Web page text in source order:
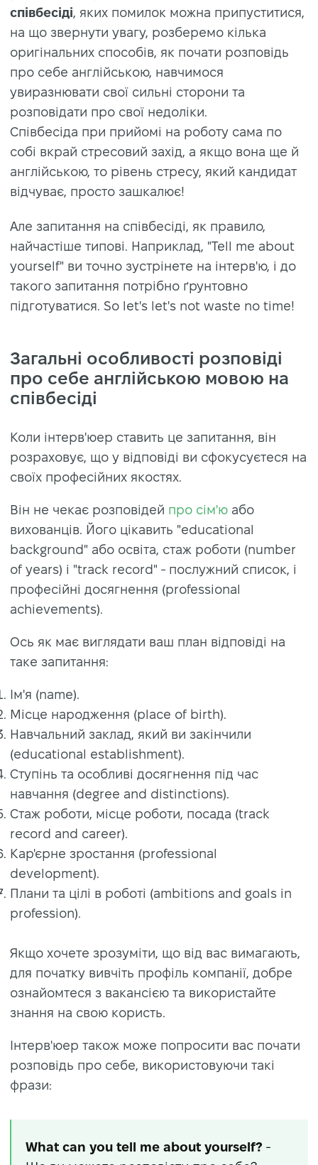
співбесіді, яких помилок можна припуститися,
на що звернути увагу, розберемо кілька
оригінальних способів, як почати розповідь
про себе англійською, навчимося
увиразнювати свої сильні сторони та
розповідати про свої недоліки.
Співбесіда при прийомі на роботу сама по
собі вкрай стресовий захід, а якщо вона ще й
англійською, то рівень стресу, який кандидат
відчуває, просто зашкалює!
Але запитання на співбесіді, як правило,
найчастіше типові. Наприклад, "Tell me about
yourself" ви точно зустрінете на інтерв'ю, і до
такого запитання потрібно ґрунтовно
підготуватися. So let's let's not waste no time!
Загальні особливості розповіді
про себе англійською мовою на
співбесіді
Коли інтерв'юер ставить це запитання, він
розраховує, що у відповіді ви сфокусуєтеся на
своїх професійних якостях.
Він не чекає розповідей про сім'ю або
вихованців. Його цікавить "educational
background" або освіта, стаж роботи (number
of years) і "track record" - послужний список, і
професійні досягнення (professional
achievements).
Ось як має виглядати ваш план відповіді на
таке запитання:
Ім'я (name).
Місце народження (place of birth).
Навчальний заклад, який ви закінчили
(educational establishment).
Ступінь та особливі досягнення під час
навчання (degree and distinctions).
Стаж роботи, місце роботи, посада (track
record and career).
Кар'єрне зростання (professional
development).
Плани та цілі в роботі (ambitions and goals in
profession).
Якщо хочете зрозуміти, що від вас вимагають,
для початку вивчіть профіль компанії, добре
ознайомтеся з вакансією та використайте
знання на свою користь.
Інтерв'юер також може попросити вас почати
розповідь про себе, використовуючи такі
фрази:
What can you tell me about yourself? -